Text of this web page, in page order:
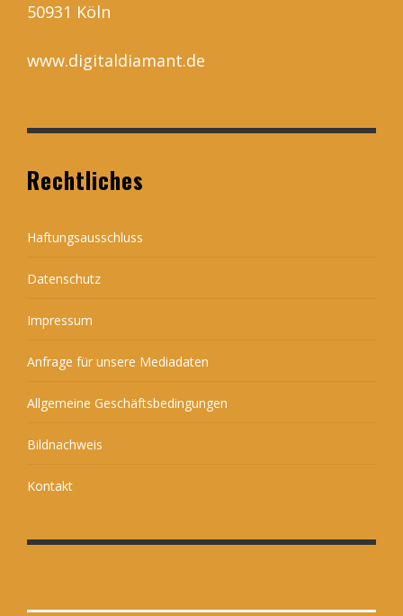
50931 Köln
www.digitaldiamant.de
Rechtliches
Haftungsausschluss
Datenschutz
Impressum
Anfrage für unsere Mediadaten
Allgemeine Geschäftsbedingungen
Bildnachweis
Kontakt